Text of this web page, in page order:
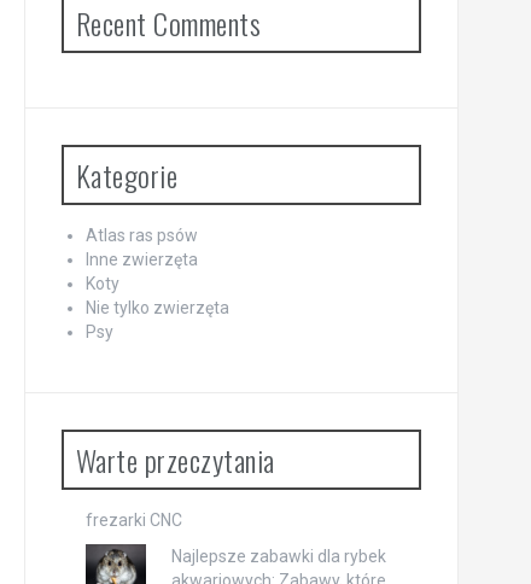
Recent Comments
Kategorie
Atlas ras psów
Inne zwierzęta
Koty
Nie tylko zwierzęta
Psy
Warte przeczytania
frezarki CNC
Najlepsze zabawki dla rybek